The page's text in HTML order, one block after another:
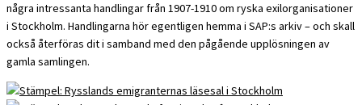
några intressanta handlingar från 1907-1910 om ryska exilorganisationer
i Stockholm. Handlingarna hör egentligen hemma i SAP:s arkiv – och skall
också återföras dit i samband med den pågående upplösningen av
gamla samlingen.